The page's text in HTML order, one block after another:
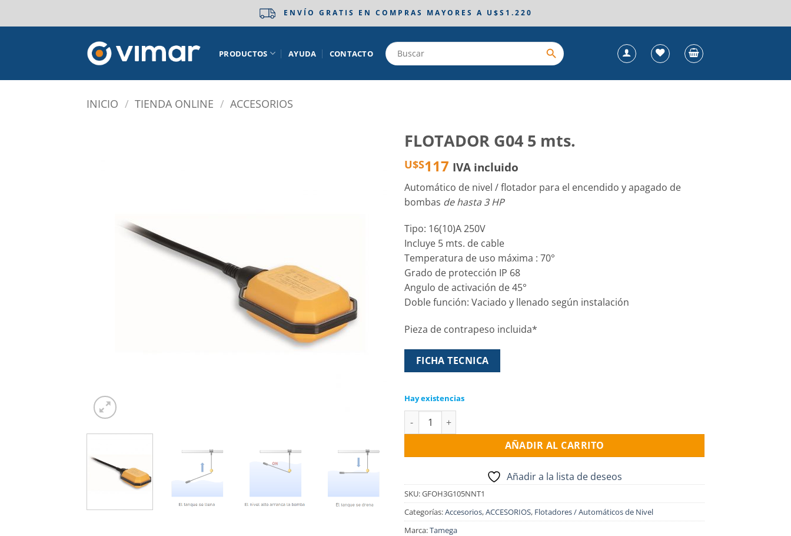
ENVÍO GRATIS EN COMPRAS MAYORES A U$S1.220
PRODUCTOS AYUDA CONTACTO
INICIO / TIENDA ONLINE / ACCESORIOS
FLOTADOR G04 5 mts.
U$S117 IVA incluido
Automático de nivel / flotador para el encendido y apagado de
bombas de hasta 3 HP
Tipo: 16(10)A 250V
Incluye 5 mts. de cable
Temperatura de uso máxima : 70°
Grado de protección IP 68
Angulo de activación de 45°
Doble función: Vaciado y llenado según instalación
Pieza de contrapeso incluida*
FICHA TECNICA
Hay existencias
FLOTADOR G04 5 mts. cantidad
AÑADIR AL CARRITO
Añadir a la lista de deseos
SKU:GFOH3G105NNT1
Categorías:Accesorios,ACCESORIOS, Flotadores / Automáticos de Nivel
Marca:Tamega